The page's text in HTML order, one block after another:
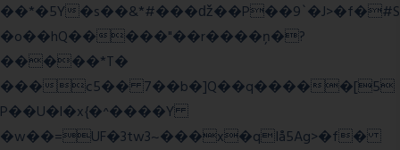
��*�5Y�s��&*#���ǆ��P��9`�J>�f�#S
�o��hQ�����"��r����ņ�?
�����*T�
���c5�� 7��b�]Q��q�����[5
P��U�l�x{�^����Y
�w��=UF�3tw3~���x�qIå5Ag>�f�